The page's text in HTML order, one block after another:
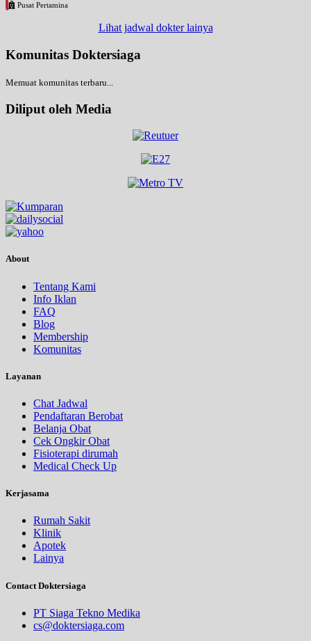
Pusat Pertamina
Lihat jadwal dokter lainya
Komunitas Doktersiaga
Memuat komunitas terbaru...
Diliput oleh Media
About
Tentang Kami
Info Iklan
FAQ
Blog
Membership
Komunitas
Layanan
Chat Jadwal
Pendaftaran Berobat
Belanja Obat
Cek Ongkir Obat
Fisioterapi dirumah
Medical Check Up
Kerjasama
Rumah Sakit
Klinik
Apotek
Lainya
Contact Doktersiaga
PT Siaga Tekno Medika
cs@doktersiaga.com